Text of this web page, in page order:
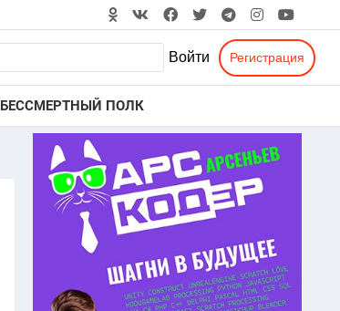
Войти Регистрация
БЕССМЕРТНЫЙ ПОЛК